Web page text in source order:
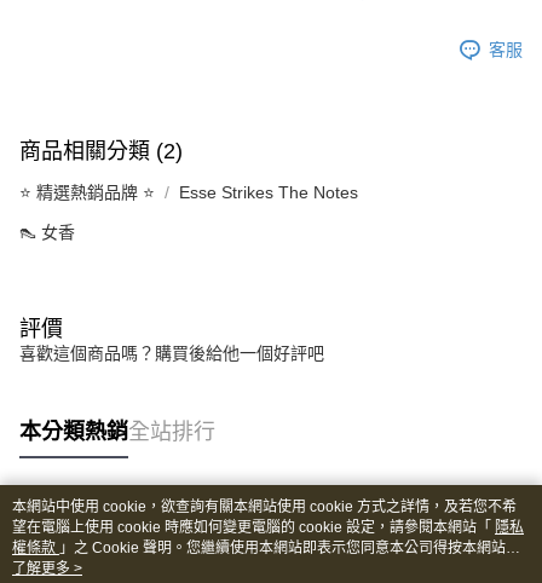
客服
商品相關分類 (2)
⭐️ 精選熱銷品牌 ⭐️ Esse Strikes The Notes
👠 女香
評價
喜歡這個商品嗎？購買後給他一個好評吧
本分類熱銷全站排行
熱門標籤
本網站中使用 cookie，欲查詢有關本網站使用 cookie 方式之詳情，及若您不希
望在電腦上使用 cookie 時應如何變更電腦的 cookie 設定，請參閱本網站「 隱私
權條款 」之 Cookie 聲明。您繼續使用本網站即表示您同意本公司得按本網站使
用條款之 Cookie 聲明使用 cookie。
了解更多 >